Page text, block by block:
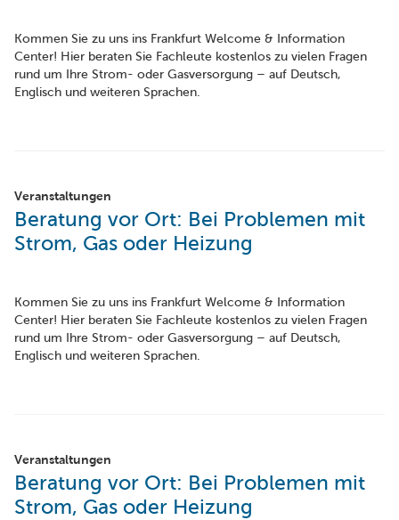
Kommen Sie zu uns ins Frankfurt Welcome & Information
Center! Hier beraten Sie Fachleute kostenlos zu vielen Fragen
rund um Ihre Strom- oder Gasversorgung – auf Deutsch,
Englisch und weiteren Sprachen.
Veranstaltungen
Beratung vor Ort: Bei Problemen mit
Strom, Gas oder Heizung
Kommen Sie zu uns ins Frankfurt Welcome & Information
Center! Hier beraten Sie Fachleute kostenlos zu vielen Fragen
rund um Ihre Strom- oder Gasversorgung – auf Deutsch,
Englisch und weiteren Sprachen.
Veranstaltungen
Beratung vor Ort: Bei Problemen mit
Strom, Gas oder Heizung